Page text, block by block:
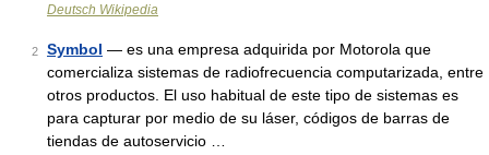
Deutsch Wikipedia
2 Symbol — es una empresa adquirida por Motorola que
comercializa sistemas de radiofrecuencia computarizada, entre
otros productos. El uso habitual de este tipo de sistemas es
para capturar por medio de su láser, códigos de barras de
tiendas de autoservicio …